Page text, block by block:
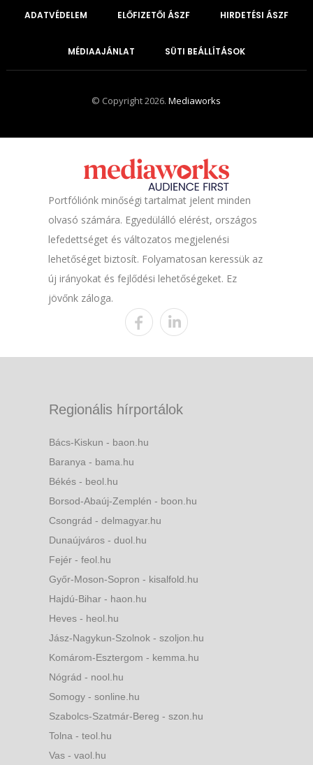
ADATVÉDELEM ELŐFIZETŐI ÁSZF HIRDETÉSI ÁSZF
MÉDIAAJÁNLAT SÜTI BEÁLLÍTÁSOK
© Copyright 2026.Mediaworks
Portfóliónk minőségi tartalmat jelent minden
olvasó számára. Egyedülálló elérést, országos
lefedettséget és változatos megjelenési
lehetőséget biztosít. Folyamatosan keressük az
új irányokat és fejlődési lehetőségeket. Ez
jövőnk záloga.
Regionális hírportálok
Bács-Kiskun - baon.hu
Baranya - bama.hu
Békés - beol.hu
Borsod-Abaúj-Zemplén - boon.hu
Csongrád - delmagyar.hu
Dunaújváros - duol.hu
Fejér - feol.hu
Győr-Moson-Sopron - kisalfold.hu
Hajdú-Bihar - haon.hu
Heves - heol.hu
Jász-Nagykun-Szolnok - szoljon.hu
Komárom-Esztergom - kemma.hu
Nógrád - nool.hu
Somogy - sonline.hu
Szabolcs-Szatmár-Bereg - szon.hu
Tolna - teol.hu
Vas - vaol.hu